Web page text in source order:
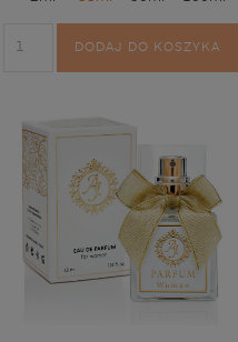
DODAJ DO KOSZYKA